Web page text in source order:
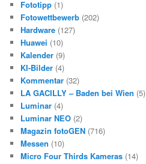
Fototipp (1)
Fotowettbewerb (202)
Hardware (127)
Huawei (10)
Kalender (9)
KI-Bilder (4)
Kommentar (32)
LA GACILLY – Baden bei Wien (5)
Luminar (4)
Luminar NEO (2)
Magazin fotoGEN (716)
Messen (10)
Micro Four Thirds Kameras (14)